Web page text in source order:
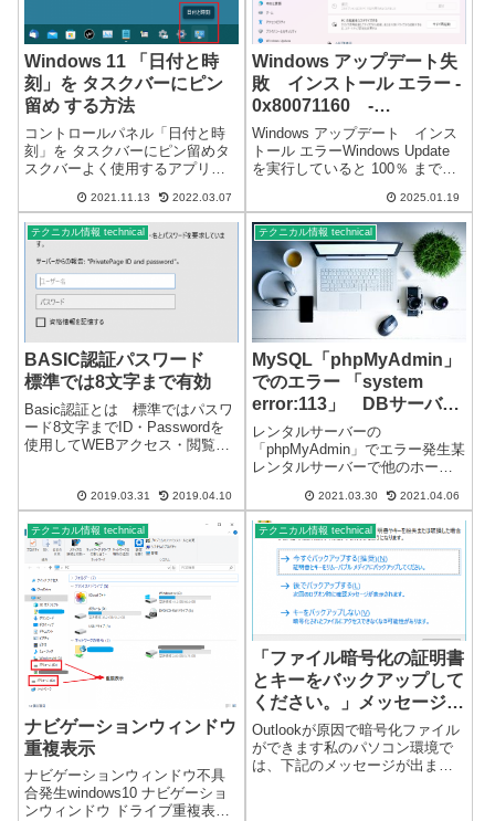
Windows 11 「日付と時
刻」を タスクバーにピン
留め する方法
コントロールパネル「日付と時
刻」を タスクバーにピン留めタ
スクバーよく使用するアプリな
おくと簡単に起動できます。
Windows 11 で、秒単位の時刻を
確認するために、「日付と時
刻」をタスクバーにピン留めす
る方法...
2021.11.13 2022.03.07
Windows アップデート失
敗 インストール エラー -
0x80071160 -
0x800f0983
Windows アップデート インス
トール エラーWindows Update
を実行していると 100％ までい
敗・エラーになってしまいま
す。再試行したり、アップデー
トデータのキャッシュをクリ
ア・再起動して何度...
2025.01.19
テクニカル情報 technical
BASIC認証パスワード
標準では8文字まで有効
Basic認証とは 標準ではパスワ
ード8文字までID・Passwordを
使用してWEBアクセス・閲覧制
のない拡張子だけの特殊なファ
イルになります。詳細を記載し
たユーザー名とハッシュ化さ...
2019.03.31 2019.04.10
テクニカル情報 technical
MySQL「phpMyAdmin」
でのエラー 「system
error:113」 DBサーバー
高負荷 状態
レンタルサーバーの
「phpMyAdmin」でエラー発生某
レンタルサーバーで他のホーム
然 WordPress のWEBサイトが全
く表示することが出来なくな
り、管理画面にログインもでき
な状態になりました。データー
ベー...
2021.03.30 2021.04.06
テクニカル情報 technical
ナビゲーションウィンドウ
重複表示
ナビゲーションウィンドウ不具
合発生windows10 ナビゲーショ
ンウィンドウ ドライブ重複表示
テクニカル情報 technical
「ファイル暗号化の証明書
とキーをバックアップして
ください。」メッセージが
表示される
Outlookが原因で暗号化ファイル
ができます私のパソコン環境で
は、下記のメッセージが出ま